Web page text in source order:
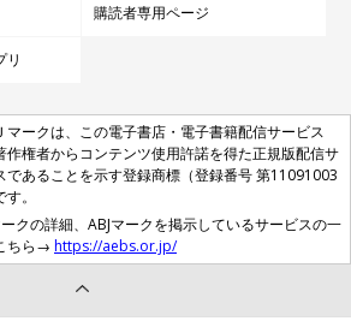
購読者専用ページ
リ
マークは、この電子書店・電子書籍配信サービス
作権者からコンテンツ使用許諾を得た正規版配信サ
であることを示す登録商標（登録番号 第11091003
。
ークの詳細、ABJマークを掲示しているサービスの一
ちら→ https://aebs.or.jp/